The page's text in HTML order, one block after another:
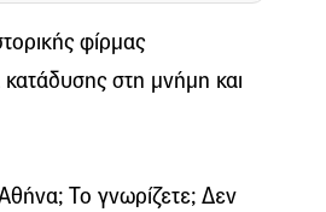
φίρμας
στη μνήμη και
Το γνωρίζετε; Δεν